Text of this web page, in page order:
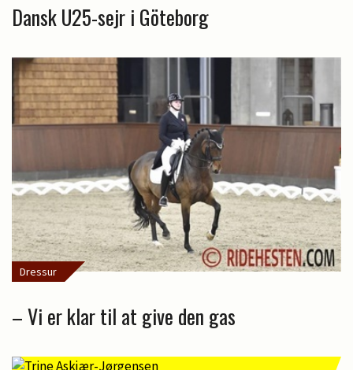
Dansk U25-sejr i Göteborg
Dressur
– Vi er klar til at give den gas